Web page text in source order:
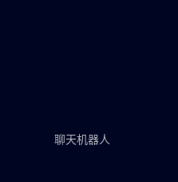
聊天机器人